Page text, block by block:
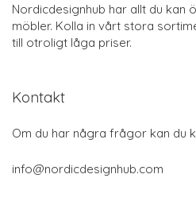
Nordicdesignhub har allt du kan
möbler. Kolla in vårt stora
till otroligt låga priser.
Kontakt
Om du har några frågor kan du
info@nordicdesignhub.com